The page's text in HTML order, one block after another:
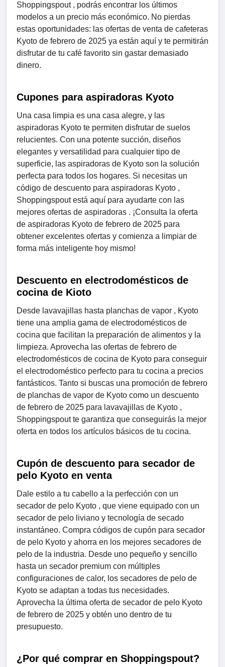
Shoppingspout , podrás encontrar los últimos
modelos a un precio más económico. No pierdas
estas oportunidades: las ofertas de venta de cafeteras
Kyoto de febrero de 2025 ya están aquí y te permitirán
disfrutar de tu café favorito sin gastar demasiado
dinero.
Cupones para aspiradoras Kyoto
Una casa limpia es una casa alegre, y las
aspiradoras Kyoto te permiten disfrutar de suelos
relucientes. Con una potente succión, diseños
elegantes y versatilidad para cualquier tipo de
superficie, las aspiradoras de Kyoto son la solución
perfecta para todos los hogares. Si necesitas un
código de descuento para aspiradoras Kyoto ,
Shoppingspout está aquí para ayudarte con las
mejores ofertas de aspiradoras . ¡Consulta la oferta
de aspiradoras Kyoto de febrero de 2025 para
obtener excelentes ofertas y comienza a limpiar de
forma más inteligente hoy mismo!
Descuento en electrodomésticos de
cocina de Kioto
Desde lavavajillas hasta planchas de vapor , Kyoto
tiene una amplia gama de electrodomésticos de
cocina que facilitan la preparación de alimentos y la
limpieza. Aprovecha las ofertas de febrero de
electrodomésticos de cocina de Kyoto para conseguir
el electrodoméstico perfecto para tu cocina a precios
fantásticos. Tanto si buscas una promoción de febrero
de planchas de vapor de Kyoto como un descuento
de febrero de 2025 para lavavajillas de Kyoto ,
Shoppingspout te garantiza que conseguirás la mejor
oferta en todos los artículos básicos de tu cocina.
Cupón de descuento para secador de
pelo Kyoto en venta
Dale estilo a tu cabello a la perfección con un
secador de pelo Kyoto , que viene equipado con un
secador de pelo liviano y tecnología de secado
instantáneo. Compra códigos de cupón para secador
de pelo Kyoto y ahorra en los mejores secadores de
pelo de la industria. Desde uno pequeño y sencillo
hasta un secador premium con múltiples
configuraciones de calor, los secadores de pelo de
Kyoto se adaptan a todas tus necesidades.
Aprovecha la última oferta de secador de pelo Kyoto
de febrero de 2025 y obtén uno dentro de tu
presupuesto.
¿Por qué comprar en Shoppingspout?